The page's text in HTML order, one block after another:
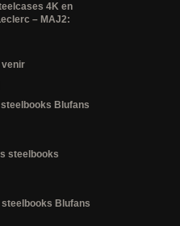
4K en
– MAJ2:
venir
steelbooks Blufans
steelbooks
steelbooks Blufans